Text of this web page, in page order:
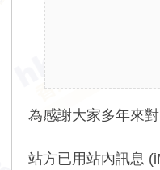
為感謝大家多年來
站方已用站內訊息